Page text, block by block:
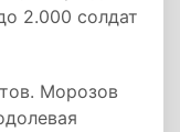
2.000 солдат
Морозов